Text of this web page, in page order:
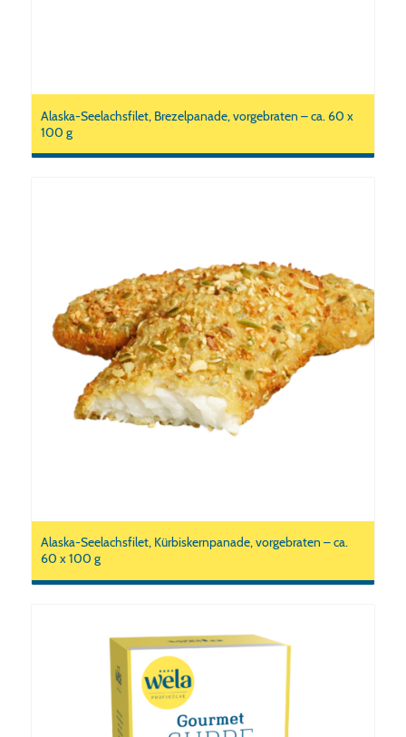
Alaska-Seelachsfilet, Brezelpanade, vorgebraten – ca. 60 x
100 g
Alaska-Seelachsfilet, Kürbiskernpanade, vorgebraten – ca.
60 x 100 g